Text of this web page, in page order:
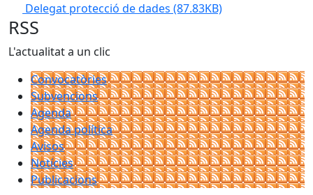
Delegat protecció de dades (87.83KB)
RSS
L'actualitat a un clic
Convocatòries
Subvencions
Agenda
Agenda política
Avisos
Notícies
Publicacions